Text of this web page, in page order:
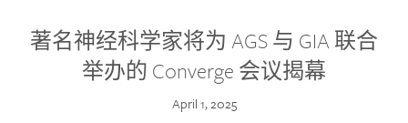
著名神经科学家将为 AGS 与 GIA 联合
举办的 Converge 会议揭幕
April 1, 2025